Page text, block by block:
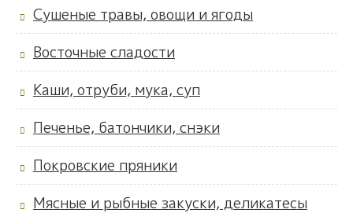
Сушеные травы, овощи и ягоды
Восточные сладости
Каши, отруби, мука, суп
Печенье, батончики, снэки
Покровские пряники
Мясные и рыбные закуски, деликатесы